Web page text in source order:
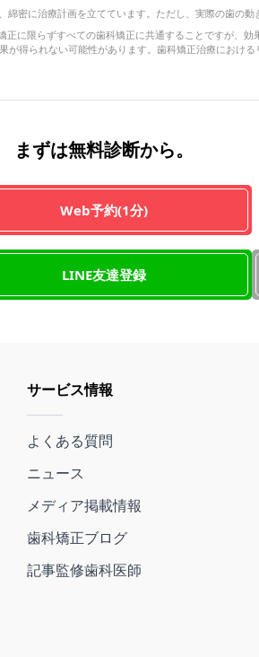
綿密に治療計画を立てています。ただし、実際の歯の
に限らずすべての歯科矯正に共通することですが、
が得られない可能性があります。歯科矯正治療における
まずは無料診断から。
Web予約(1分)
LINE友達登録
サービス情報
よくある質問
ニュース
メディア掲載情報
歯科矯正ブログ
記事監修歯科医師